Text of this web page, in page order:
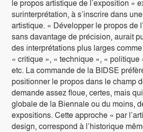
le propos artistique de l’exposition »
surinterprétation, à s’inscrire dans
artistique. « Développer le propos de
sans davantage de précision, aurait
des interprétations plus larges
« critique », « technique », « politique
etc. La commande de la BIDSE
positionner le propos dans le champ
demande assez floue, certes, mais
globale de la Biennale ou du moins,
expositions. Cette approche « par
design, correspond à l’historique